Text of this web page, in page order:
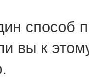
способ
вы к